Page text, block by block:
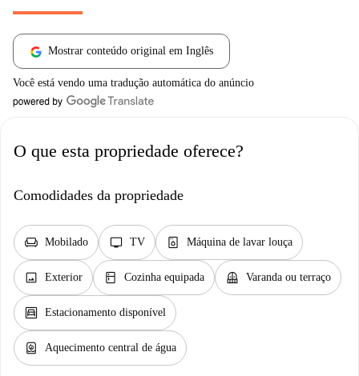
Mostrar conteúdo original em Inglês
Você está vendo uma tradução automática do anúncio
O que esta propriedade oferece?
Comodidades da propriedade
chair Mobilado tv TV dishwasher_gen Máquina de lavar louça
image Exterior kitchen Cozinha equipada balcony Varanda ou terraço
garage Estacionamento disponível
water_heater Aquecimento central de água